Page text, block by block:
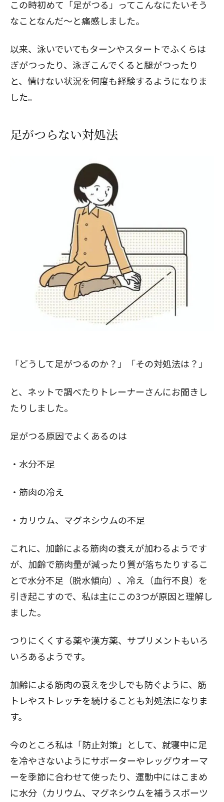
この時初めて「足がつる」ってこんなにたいそう
なことなんだ～と痛感しました。
以来、泳いでいてもターンやスタートでふくらは
ぎがつったり、泳ぎこんでくると腿がつったり
と、情けない状況を何度も経験するようになりま
した。
足がつらない対処法
「どうして足がつるのか？」「その対処法は？」
と、ネットで調べたりトレーナーさんにお聞きし
たりしました。
足がつる原因でよくあるのは
・水分不足
・筋肉の冷え
・カリウム、マグネシウムの不足
これに、加齢による筋肉の衰えが加わるようです
が、加齢で筋肉量が減ったり質が落ちたりするこ
とで水分不足（脱水傾向）、冷え（血行不良）を
引き起こすので、私は主にこの3つが原因と理解し
ました。
つりにくくする薬や漢方薬、サプリメントもいろ
いろあるようです。
加齢による筋肉の衰えを少しでも防ぐように、筋
トレやストレッチを続けることも対処法になりま
す。
今のところ私は「防止対策」として、就寝中に足
を冷やさないようにサポーターやレッグウオーマ
ーを季節に合わせて使ったり、運動中にはこまめ
に水分（カリウム、マグネシウムを補うスポーツ